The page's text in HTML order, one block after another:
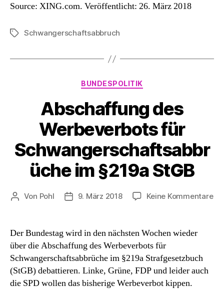
Source: XING.com. Veröffentlicht: 26. März 2018
Schlagwörter
Schwangerschaftsabbruch
Kategorien
BUNDESPOLITIK
Abschaffung des
Werbeverbots für
Schwangerschaftsabbr
üche im §219a StGB
Beitragsautor
Von Pohl Beitragsdatum
9. März 2018 Keine Kommentarezu
Der Bundestag wird in den nächsten Wochen wieder
über die Abschaffung des Werbeverbots für
Schwangerschaftsabbrüche im §219a Strafgesetzbuch
(StGB) debattieren. Linke, Grüne, FDP und leider auch
die SPD wollen das bisherige Werbeverbot kippen.